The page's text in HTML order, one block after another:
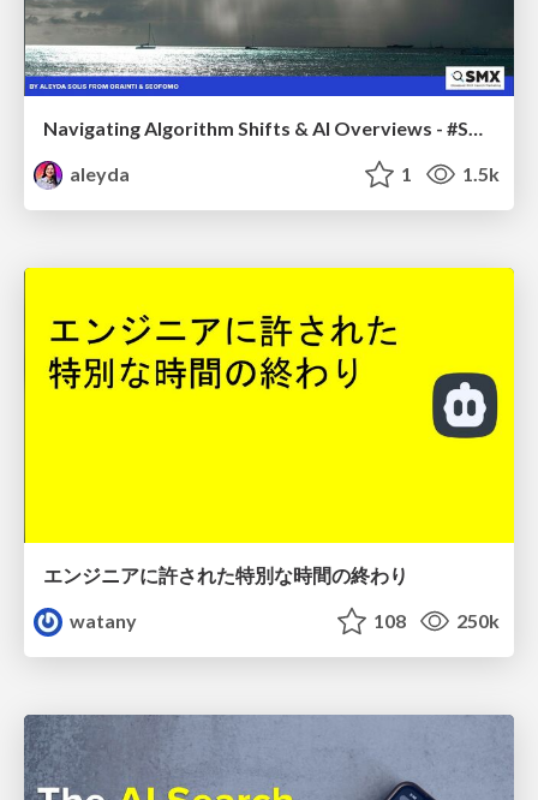
Navigating Algorithm Shifts & AI Overviews - #SMXNext
aleyda
1 1.5k
エンジニアに許された特別な時間の終わり
watany
108 250k